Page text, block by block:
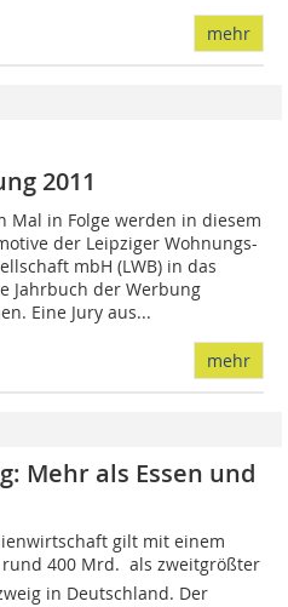
mehr
2011
Mal in Folge werden in diesem
der Leipziger Wohnungs-
mbH (LWB) in das
Jahrbuch der Werbung
Eine Jury aus...
mehr
Mehr als Essen und
gilt mit einem
400 Mrd.  als zweitgrößter
in Deutschland. Der